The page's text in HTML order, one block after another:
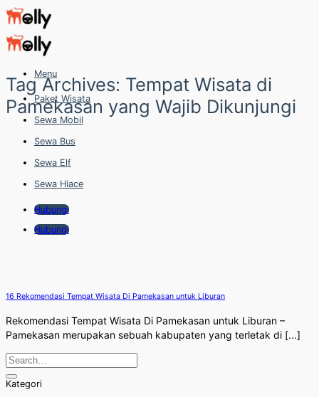
Skip
to
content
Menu
Paket Wisata
Sewa Mobil
Sewa Bus
Sewa Elf
Sewa Hiace
Hubungi
Hubungi
Tag Archives: Tempat Wisata di
Pamekasan yang Wajib Dikunjungi
16 Rekomendasi Tempat Wisata Di Pamekasan untuk Liburan
Rekomendasi Tempat Wisata Di Pamekasan untuk Liburan –
Pamekasan merupakan sebuah kabupaten yang terletak di [...]
Kategori